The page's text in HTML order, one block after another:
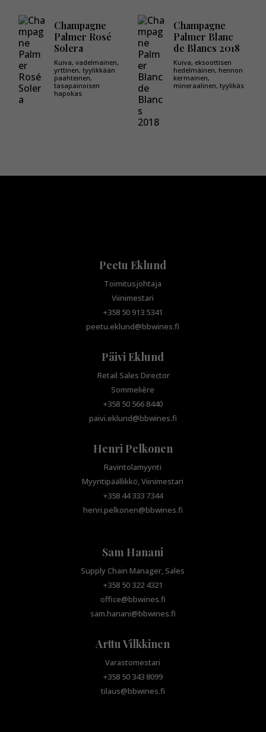
Champagne
Palmer Rosé
Solera
Kuiva, vadelmainen,
yrttinen, tyylikkään
paahteinen,
tasapainoisen
hapokas
Champagne
Palmer Blanc
de Blancs 2018
Kuiva, eksoottisen
hedelmäinen, hennon
kermainen,
mineraalinen, tyylikäs
Peetu Eklund
Toimitusjohtaja
Viinimestari
+358 50 913 5341
peetu.eklund@bbwines.fi
Päivi Eklund
Retail Sales Director
Sommelière
+358 50 566 8440
paivi.eklund@bbwines.fi
Henri Pelkonen
Ravintolamyynti
Myyntipäällikkö, Viinimestari
+358 44 333 7344
henri.pelkonen@bbwines.fi
Sam Hanani
Supply Chain Manager, Sales
+358 50 322 4321
office@bbwines.fi
sam.hanani@bbwines.fi
Arttu Vilkkinen
Varastomestari
+358 50 343 8099
tilaus@bbwines.fi